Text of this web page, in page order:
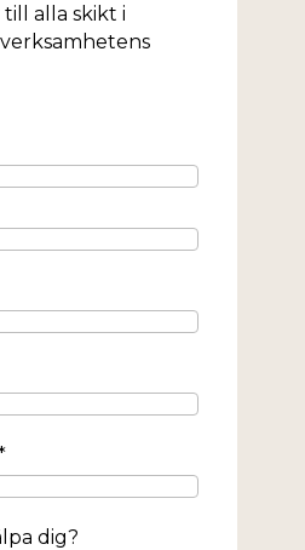
alla skikt i
dig?